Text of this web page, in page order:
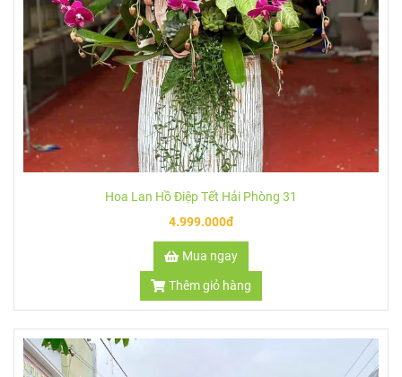
Hoa Lan Hồ Điệp Tết Hải Phòng 32
4.500.000đ
Mua ngay
Thêm giỏ hàng